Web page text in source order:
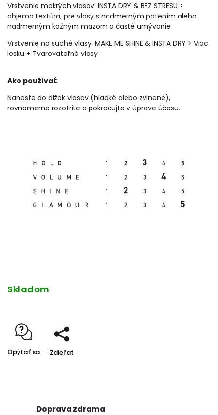
Vrstvenie mokrých vlasov: INSTA DRY & BEZ STRESU >
objema textúra, pre vlasy s nadmerným potením alebo
nadmerným kožným mazom a časté umývanie
Vrstvenie na suché vlasy: MAKE ME SHINE & INSTA DRY > Viac
lesku + Tvarovateľné vlasy
Ako používať:
Naneste do dlžok vlasov (hladké alebo zvlnené),
rovnomerne rozotrite a pokračujte v úprave účesu.
Skladom
Opýtať sa Zdieľať
Doprava zdrama